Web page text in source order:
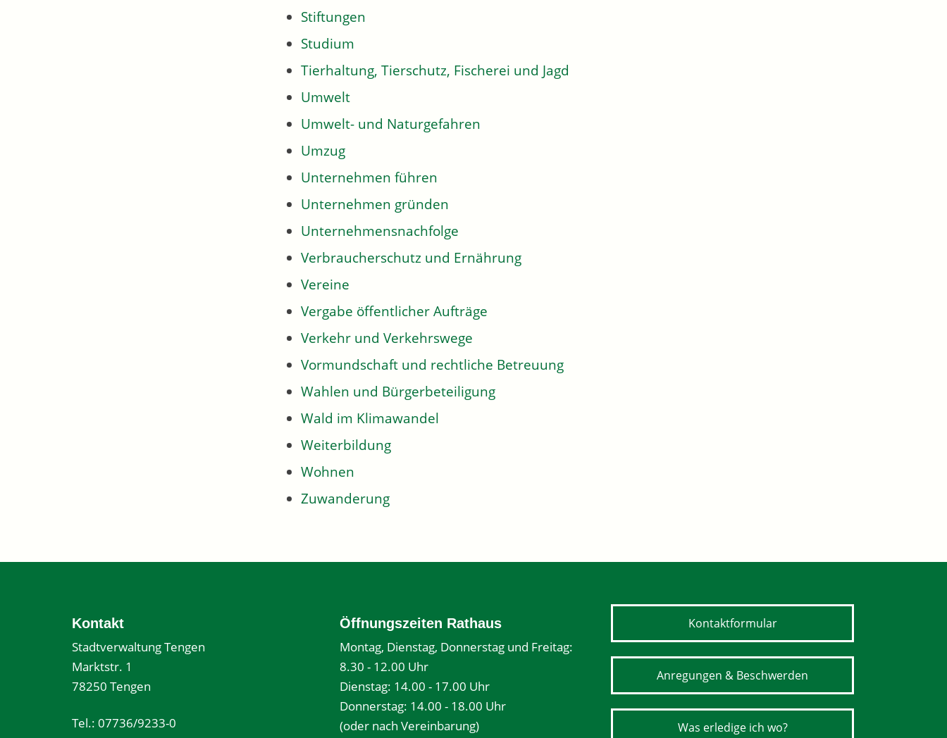
Stiftungen
Studium
Tierhaltung, Tierschutz, Fischerei und Jagd
Umwelt
Umwelt- und Naturgefahren
Umzug
Unternehmen führen
Unternehmen gründen
Unternehmensnachfolge
Verbraucherschutz und Ernährung
Vereine
Vergabe öffentlicher Aufträge
Verkehr und Verkehrswege
Vormundschaft und rechtliche Betreuung
Wahlen und Bürgerbeteiligung
Wald im Klimawandel
Weiterbildung
Wohnen
Zuwanderung
Kontakt
Stadtverwaltung Tengen
Marktstr. 1
78250 Tengen
Tel.: 07736/9233-0
Öffnungszeiten Rathaus
Montag, Dienstag, Donnerstag und Freitag:
8.30 - 12.00 Uhr
Dienstag: 14.00 - 17.00 Uhr
Donnerstag: 14.00 - 18.00 Uhr
(oder nach Vereinbarung)
Kontaktformular
Anregungen & Beschwerden
Was erledige ich wo?